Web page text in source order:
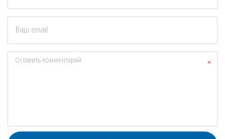
Ваш email
Оставить комментарий